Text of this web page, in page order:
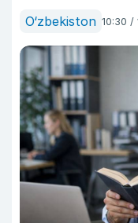
O‘zbekiston 10:30 /